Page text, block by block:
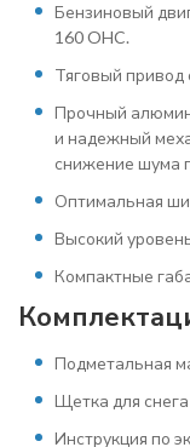
Бензиновый
160 OHC.
Тяговый привод
Прочный
и надежный
снижение шума
Оптимальная
Высокий
Компактные
Подметальная
Щетка для
Инструкция по